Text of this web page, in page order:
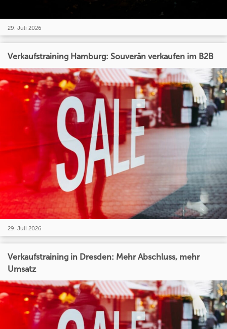
29. Juli 2026
Verkaufstraining Hamburg: Souverän verkaufen im B2B
29. Juli 2026
Verkaufstraining in Dresden: Mehr Abschluss, mehr
Umsatz